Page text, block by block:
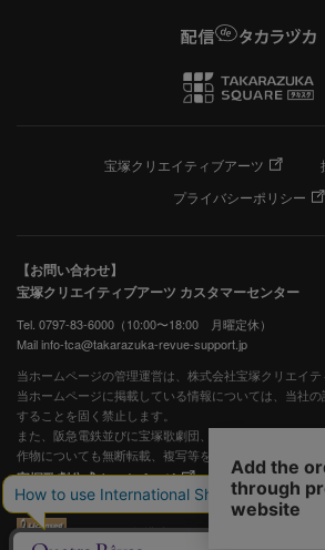
宝塚クリエイティブアーツ
プライバシーポリシー
【お問い合わせ】
宝塚クリエイティブアーツ カスタマーセンター
Tel. 0797-83-6000（10:00〜18:00 月曜定休）
Mail info-tca@takarazuka-revue-support.jp
当ホームページの管理運営は、株式会社宝塚クリエイテ
当ホームページに掲載している情報については、当社
することを固く禁止します。
また、阪急電鉄並びに宝塚歌劇団、宝塚クリエイティ
作物についても無断転載、複写等を禁じます。
宝塚歌劇公式ホームページ
JASRAC許諾番号：S0507081515